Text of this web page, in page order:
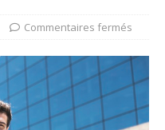
Commentaires fermés